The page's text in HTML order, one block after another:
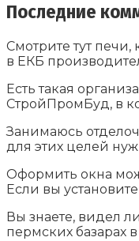
Последние
Смотрите тут
в ЕКБ
Есть такая
СтройПромБуд, в
Занимаюсь
для этих целей
Оформить окна
Если вы
Вы знаете, видел
пермских базарах